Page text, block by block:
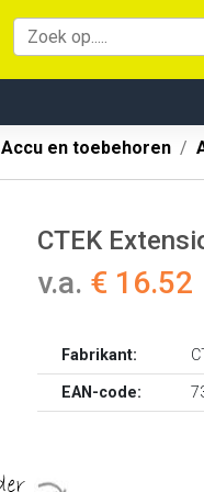
Accu en toebehoren
CTEK
v.a. € 16.52
Fabrikant:
EAN-code: